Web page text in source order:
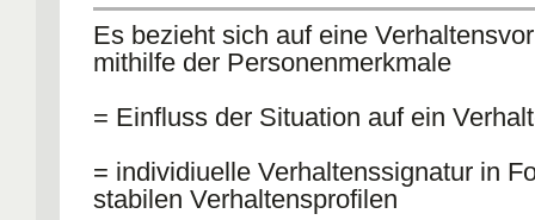
Es bezieht sich auf eine
mithilfe der Personenmerkmale
= Einfluss der Situation auf ein
= individiuelle Verhaltenssignatur in
stabilen Verhaltensprofilen